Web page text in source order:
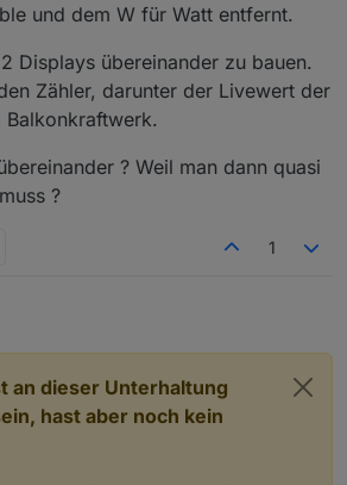
und dem W für Watt entfernt.
Displays übereinander zu bauen.
Zähler, darunter der Livewert der
? Weil man dann quasi
?
1
an dieser Unterhaltung
hast aber noch kein